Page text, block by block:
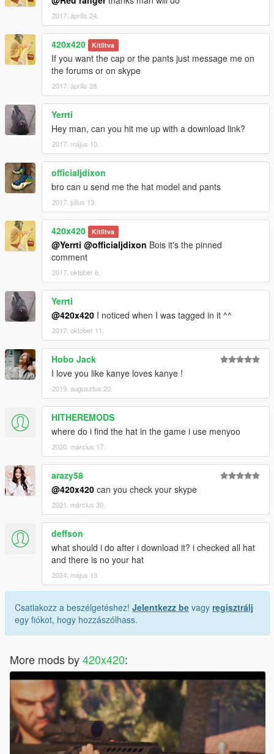
2017. április 24.
420x420 Kitíltva
If you want the cap or the pants just message me on
the forums or on skype
2017. április 28.
Yerrti
Hey man, can you hit me up with a download link?
2017. május 10.
officialjdixon
bro can u send me the hat model and pants
2017. július 13.
420x420 Kitíltva
@Yerrti @officialjdixon Bois it's the pinned
comment
2017. október 6.
Yerrti
@420x420 I noticed when I was tagged in it ^^
2017. október 11.
Hobo Jack
I love you like kanye loves kanye !
2019. augusztus 20.
HITHEREMODS
where do i find the hat in the game i use menyoo
2020. március 17.
arazy58
@420x420 can you check your skype
2021. március 30.
deffson
what should i do after i download it? i checked all hat
and there is no your hat
2024. május 13.
Csatlakozz a beszélgetéshez! Jelentkezz be vagy regisztrálj
egy fiókot, hogy hozzászólhass.
More mods by420x420: